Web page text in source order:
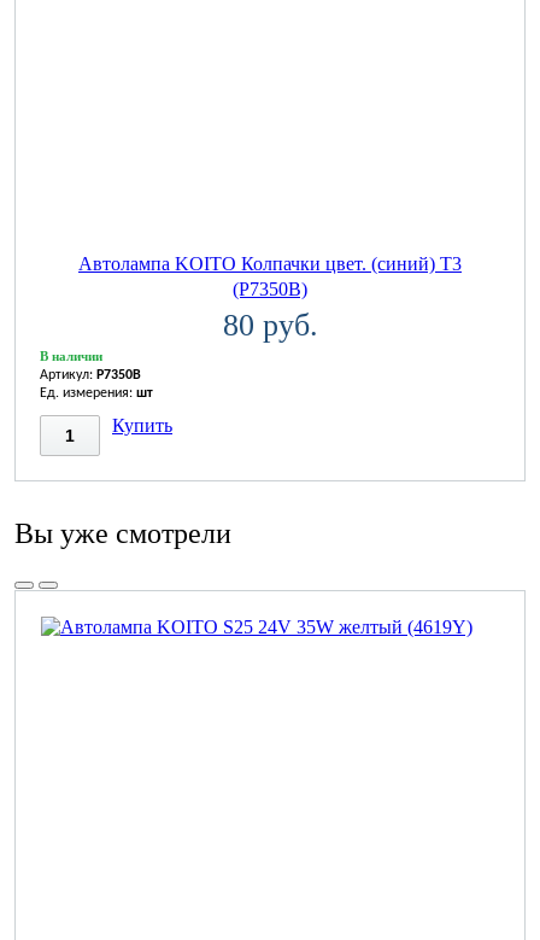
Автолампа KOITO Колпачки цвет. (синий) T3
(P7350B)
80 руб.
В наличии
Артикул: P7350B
Ед. измерения: шт
Купить
Вы уже смотрели